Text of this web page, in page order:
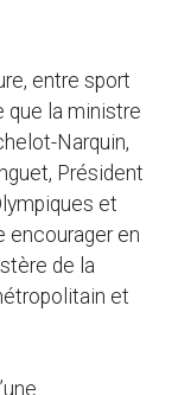
entre sport
que la ministre
Narquin,
Président
et
encourager en
de la
et